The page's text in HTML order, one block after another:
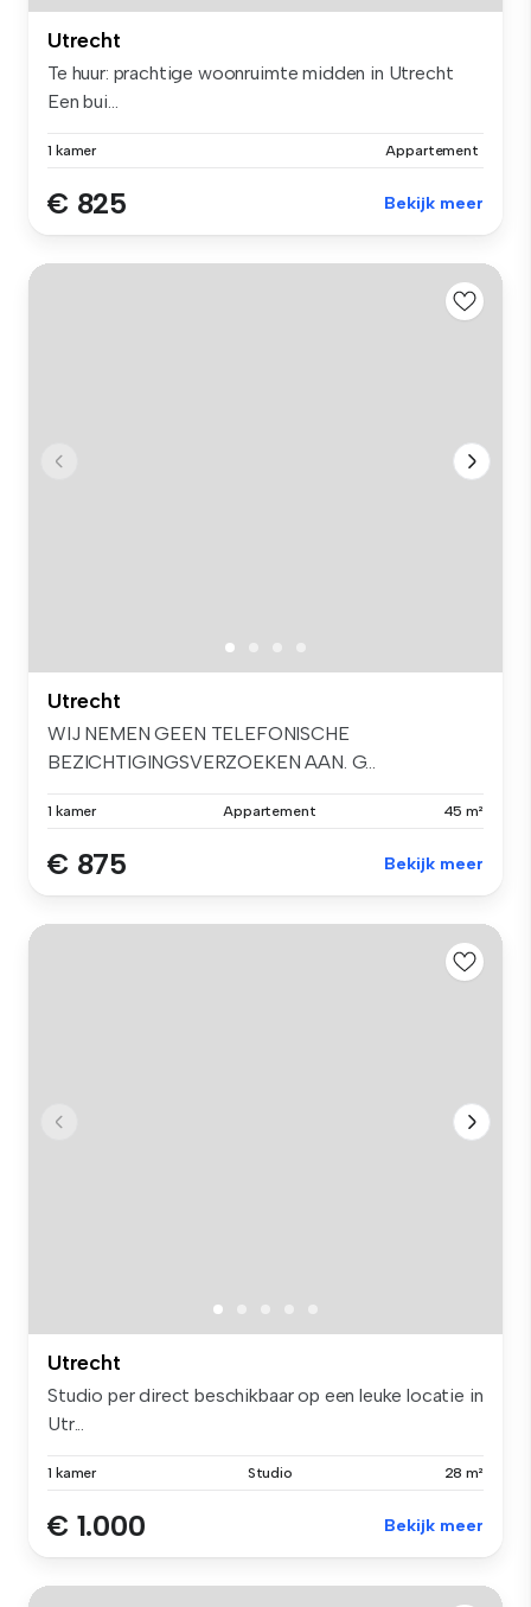
Utrecht
Te huur: prachtige woonruimte midden in Utrecht
Een bui...
1 kamer Appartement
€ 825 Bekijk meer
Utrecht
WIJ NEMEN GEEN TELEFONISCHE
BEZICHTIGINGSVERZOEKEN AAN. G...
1 kamer Appartement 45 m²
€ 875 Bekijk meer
Utrecht
Studio per direct beschikbaar op een leuke locatie in
Utr...
1 kamer Studio 28 m²
€ 1.000 Bekijk meer